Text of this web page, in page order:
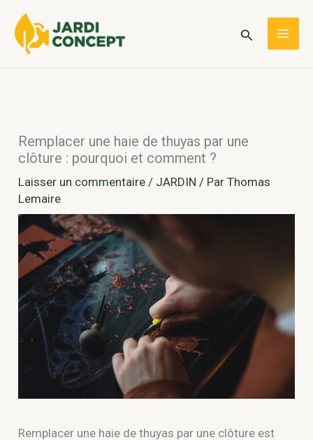
contenu
Rechercher
Remplacer une haie de thuyas par une
clôture : pourquoi et comment ?
Laisser un commentaire / JARDIN / ParThomas
Lemaire
Remplacer une haie de thuyas par une clôture est